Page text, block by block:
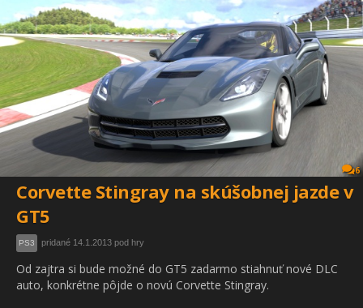
6
Corvette Stingray na skúšobnej jazde v
GT5
PS3 pridané 14.1.2013 pod hry
Od zajtra si bude možné do GT5 zadarmo stiahnuť nové DLC
auto, konkrétne pôjde o novú Corvette Stingray.